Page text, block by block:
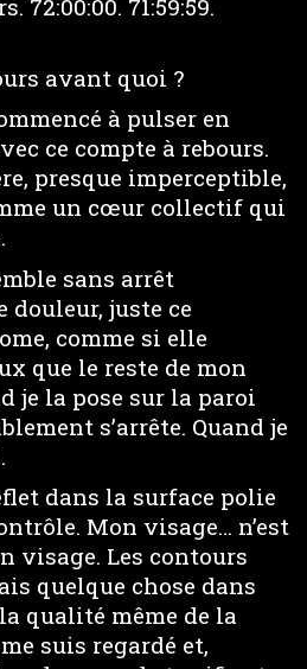
72:00:00. 71:59:59.
avant quoi ?
à pulser en
ce compte à rebours.
presque imperceptible,
un cœur collectif qui
sans arrêt
douleur, juste ce
comme si elle
que le reste de mon
je la pose sur la paroi
s’arrête. Quand je
dans la surface polie
Mon visage… n’est
visage. Les contours
quelque chose dans
qualité même de la
suis regardé et,